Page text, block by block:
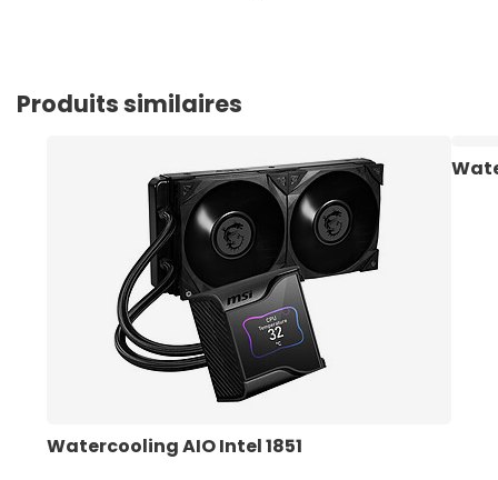
Produits similaires
Watercooling AIO Intel 1851